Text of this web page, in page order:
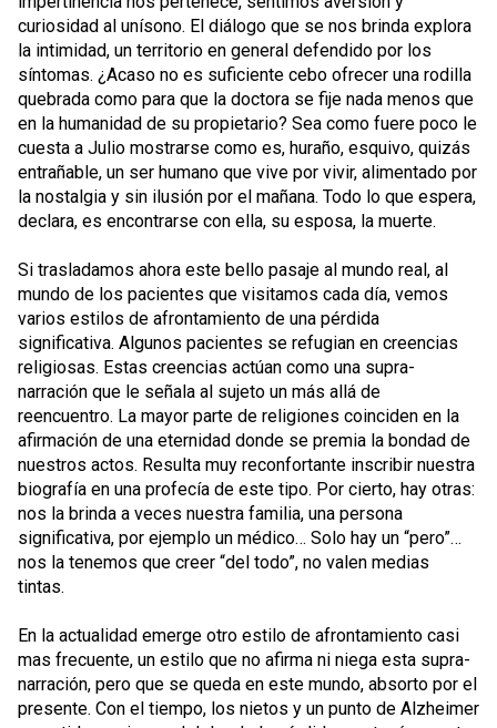
curiosidad al unísono. El diálogo que se nos brinda explora
la intimidad, un territorio en general defendido por los
síntomas. ¿Acaso no es suficiente cebo ofrecer una rodilla
quebrada como para que la doctora se fije nada menos que
en la humanidad de su propietario? Sea como fuere poco le
cuesta a Julio mostrarse como es, huraño, esquivo, quizás
entrañable, un ser humano que vive por vivir, alimentado por
la nostalgia y sin ilusión por el mañana. Todo lo que espera,
declara, es encontrarse con ella, su esposa, la muerte.
Si trasladamos ahora este bello pasaje al mundo real, al
mundo de los pacientes que visitamos cada día, vemos
varios estilos de afrontamiento de una pérdida
significativa. Algunos pacientes se refugian en creencias
religiosas. Estas creencias actúan como una supra-
narración que le señala al sujeto un más allá de
reencuentro. La mayor parte de religiones coinciden en la
afirmación de una eternidad donde se premia la bondad de
nuestros actos. Resulta muy reconfortante inscribir nuestra
biografía en una profecía de este tipo. Por cierto, hay otras:
nos la brinda a veces nuestra familia, una persona
significativa, por ejemplo un médico… Solo hay un “pero”…
nos la tenemos que creer “del todo”, no valen medias
tintas.
En la actualidad emerge otro estilo de afrontamiento casi
mas frecuente, un estilo que no afirma ni niega esta supra-
narración, pero que se queda en este mundo, absorto por el
presente. Con el tiempo, los nietos y un punto de Alzheimer